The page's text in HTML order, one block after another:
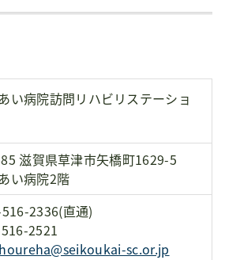
い病院訪問リハビリステーショ
滋賀県草津市矢橋町1629-5
い病院2階
2336(直通)
2521
sc.or.jp